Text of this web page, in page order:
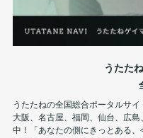
うたた
うたたねの全国総合ポータルサ
大阪、名古屋、福岡、仙台、広
中！「あなたの側にきっとある